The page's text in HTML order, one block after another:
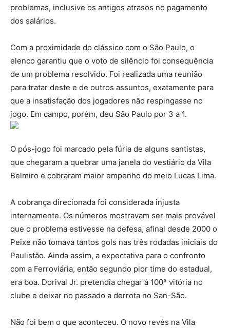
problemas, inclusive os antigos atrasos no pagamento
dos salários.
Com a proximidade do clássico com o São Paulo, o
elenco garantiu que o voto de silêncio foi consequência
de um problema resolvido. Foi realizada uma reunião
para tratar deste e de outros assuntos, exatamente para
que a insatisfação dos jogadores não respingasse no
jogo. Em campo, porém, deu São Paulo por 3 a 1.
O pós-jogo foi marcado pela fúria de alguns santistas,
que chegaram a quebrar uma janela do vestiário da Vila
Belmiro e cobraram maior empenho do meio Lucas Lima.
A cobrança direcionada foi considerada injusta
internamente. Os números mostravam ser mais provável
que o problema estivesse na defesa, afinal desde 2000 o
Peixe não tomava tantos gols nas três rodadas iniciais do
Paulistão. Ainda assim, a expectativa para o confronto
com a Ferroviária, então segundo pior time do estadual,
era boa. Dorival Jr. pretendia chegar à 100ª vitória no
clube e deixar no passado a derrota no San-São.
Não foi bem o que aconteceu. O novo revés na Vila